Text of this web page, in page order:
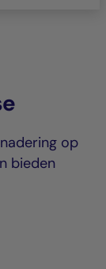
op
bieden